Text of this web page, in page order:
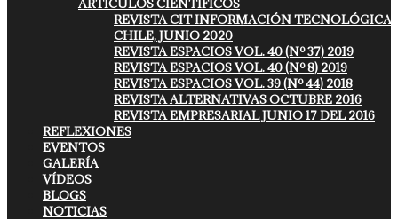
ARTÍCULOS CIENTÍFICOS
REVISTA CIT INFORMACIÓN TECNOLÓGICA
CHILE, JUNIO 2020
REVISTA ESPACIOS VOL. 40 (Nº 37) 2019
REVISTA ESPACIOS VOL. 40 (Nº 8) 2019
REVISTA ESPACIOS VOL. 39 (Nº 44) 2018
REVISTA ALTERNATIVAS OCTUBRE 2016
REVISTA EMPRESARIAL JUNIO 17 DEL 2016
REFLEXIONES
EVENTOS
GALERÍA
VÍDEOS
BLOGS
NOTICIAS